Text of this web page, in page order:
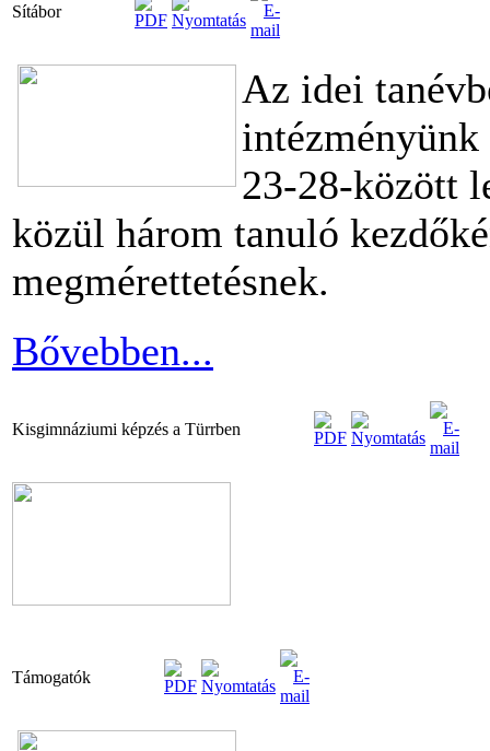
Sítábor
Az idei
23-28-között
közül három tanuló
megmérettetésnek.
Bővebben...
Kisgimnáziumi képzés a Türrben
Támogatók